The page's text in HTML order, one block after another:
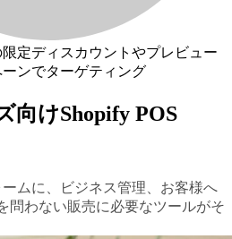
定ディスカウントやプレビュー
ンでターゲティング
向けShopify POS
ムに、ビジネス管理、お客様へ
問わない販売に必要なツールがそ